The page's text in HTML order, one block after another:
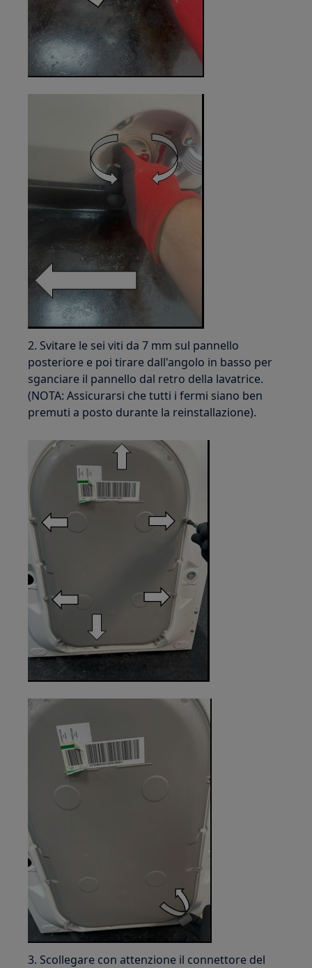
2. Svitare le sei viti da 7 mm sul pannello
posteriore e poi tirare dall'angolo in basso per
sganciare il pannello dal retro della lavatrice.
(NOTA: Assicurarsi che tutti i fermi siano ben
premuti a posto durante la reinstallazione).
3. Scollegare con attenzione il connettore del